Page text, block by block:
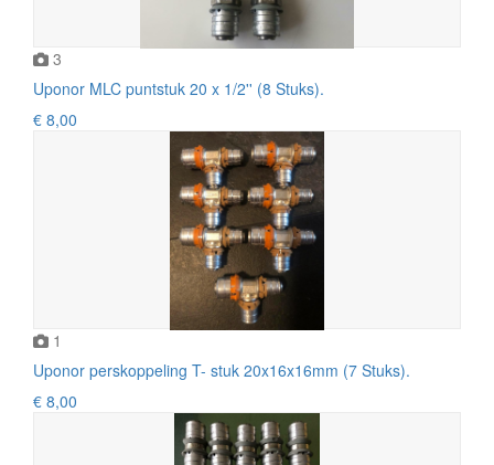
3
Uponor MLC puntstuk 20 x 1/2'' (8 Stuks).
€ 8,00
1
Uponor perskoppeling T- stuk 20x16x16mm (7 Stuks).
€ 8,00